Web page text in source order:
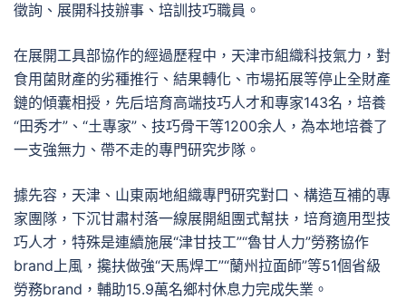
徵詢、展開科技辦事、培訓技巧職員。
在展開工具部協作的經過歷程中，天津市組織科技氣力，對
食用菌財產的劣種推行、結果轉化、市場拓展等停止全財產
鏈的傾囊相授，先后培育高端技巧人才和專家143名，培養
“田秀才”、“土專家”、技巧骨干等1200余人，為本地培養了
一支強無力、帶不走的專門研究步隊。
據先容，天津、山東兩地組織專門研究對口、構造互補的專
家團隊，下沉甘肅村落一線展開組團式幫扶，培育適用型技
巧人才，特殊是連續施展“津甘技工”“魯甘人力”勞務協作
brand上風，攙扶做強“天馬焊工”“蘭州拉面師”等51個省級
勞務brand，輔助15.9萬名鄉村休息力完成失業。